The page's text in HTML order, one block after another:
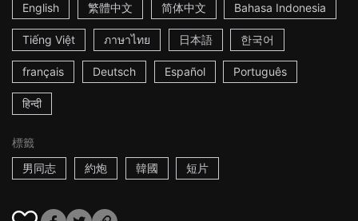
English
繁體中文 简体中文 Bahasa Indonesia
Tiếng Việt ภาษาไทย 日本語 한국어
français Deutsch Español Português
हिन्दी
標籤
男同志
約炮 韓國 短片